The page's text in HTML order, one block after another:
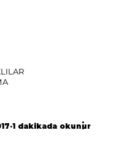
1 dakikada okunur